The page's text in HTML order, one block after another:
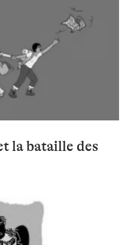
des prospérités
la bataille des